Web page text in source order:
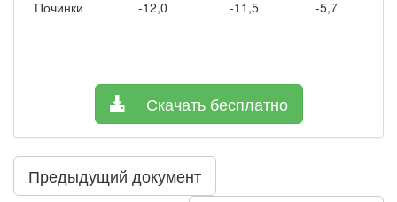
Починки -12,0 -11,5 -5,7
Скачать бесплатно
Предыдущий документ